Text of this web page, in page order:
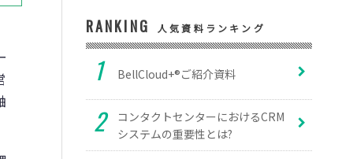
RANKING 人気資料ランキング
BellCloud+®ご紹介資料
コンタクトセンターにおけるCRM
システムの重要性とは?